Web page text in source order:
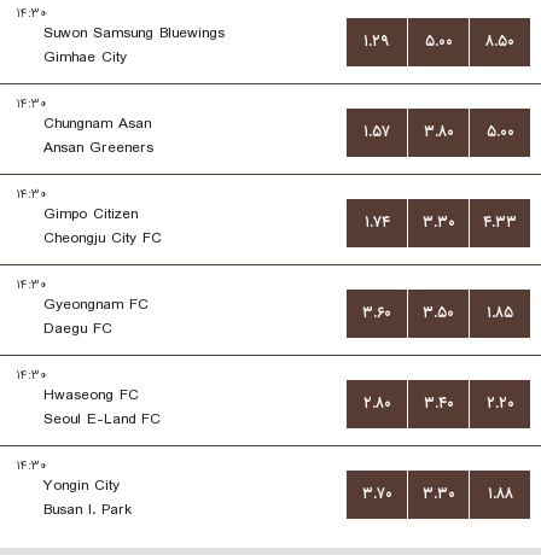
۱۴:۳۰
Suwon Samsung Bluewings
Gimhae City
۱.۲۹ ۵.۰۰ ۸.۵۰
۱۴:۳۰
Chungnam Asan
Ansan Greeners
۱.۵۷ ۳.۸۰ ۵.۰۰
۱۴:۳۰
Gimpo Citizen
Cheongju City FC
۱.۷۴ ۳.۳۰ ۴.۳۳
۱۴:۳۰
Gyeongnam FC
Daegu FC
۳.۶۰ ۳.۵۰ ۱.۸۵
۱۴:۳۰
Hwaseong FC
Seoul E-Land FC
۲.۸۰ ۳.۴۰ ۲.۲۰
۱۴:۳۰
Yongin City
Busan I. Park
۳.۷۰ ۳.۳۰ ۱.۸۸